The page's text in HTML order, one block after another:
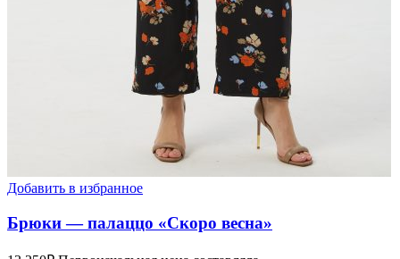
Добавить в избранное
Брюки — палаццо «Скоро весна»